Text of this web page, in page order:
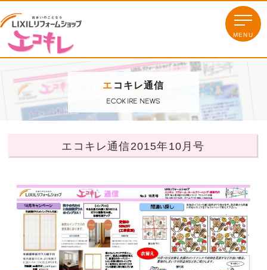
エ コキレ通信
ECOKIRE NEWS
エコキレ通信2015年10月号